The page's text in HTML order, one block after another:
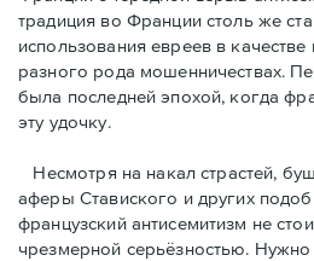
традиция во Франции столь же
использования евреев в
разного рода мошенничествах.
была последней эпохой, когда
эту
Несмотря на накал страстей,
аферы Ставиского и других
французский антисемитизм не
чрезмерной серьёзностью.